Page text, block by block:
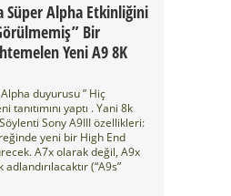
Süper Alpha Etkinliğini
Bir
Yeni A9 8K
duyurusu ” Hiç
tanıtımını yaptı . Yani 8k
Sony A9III özellikleri:
yeni bir High End
A7x olarak değil, A9x
(“A9s”